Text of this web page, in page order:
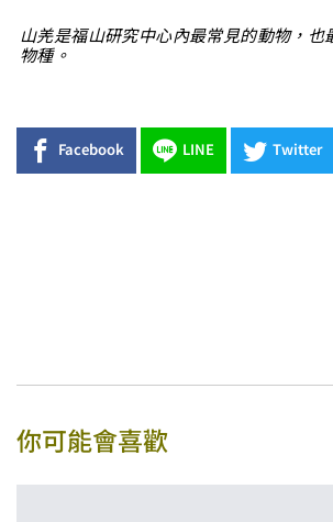
山羌是福山研究中心內最常見的動物，
物種。
Facebook LINE Twitter
你可能會喜歡